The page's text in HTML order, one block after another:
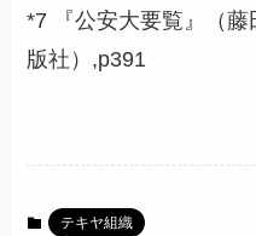
*7 『公安大要覧』（
版社）,p391
テキヤ組織